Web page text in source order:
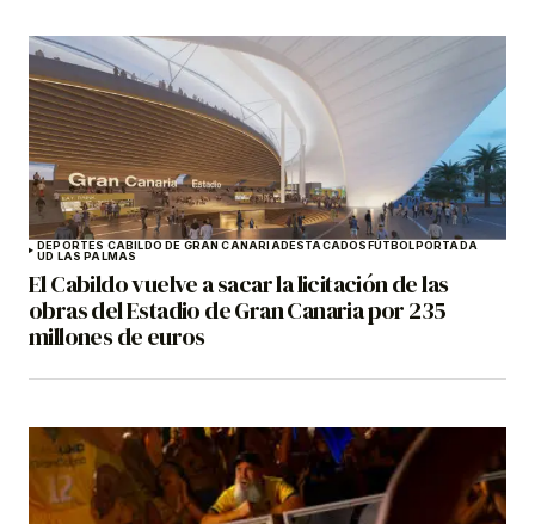
DEPORTES CABILDO DE GRAN CANARIADESTACADOSFÚTBOLPORTADA
UD LAS PALMAS
El Cabildo vuelve a sacar la licitación de las
obras del Estadio de Gran Canaria por 235
millones de euros